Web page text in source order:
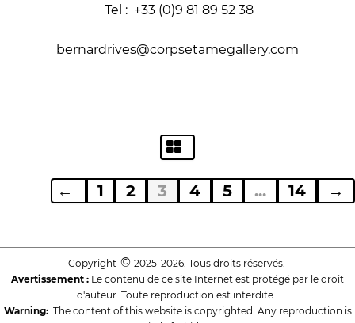
Tel : +33 (0)9 81 89 52 38
bernardrives@corpsetamegallery.com
← 1 2 3 4 5 ... 14 →
Copyright © 2025-2026. Tous droits réservés.
Avertissement : Le contenu de ce site Internet est protégé par le droit
d'auteur. Toute reproduction est interdite.
Warning: The content of this website is copyrighted. Any reproduction is